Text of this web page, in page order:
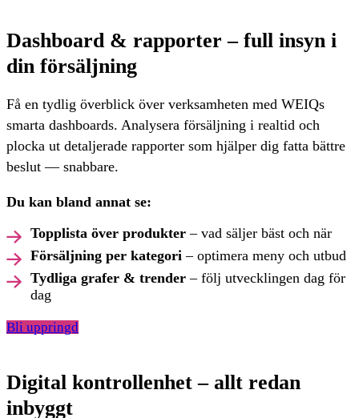
Dashboard & rapporter – full insyn i
din försäljning
Få en tydlig överblick över verksamheten med WEIQs
smarta dashboards. Analysera försäljning i realtid och
plocka ut detaljerade rapporter som hjälper dig fatta bättre
beslut — snabbare.
Du kan bland annat se:
Topplista över produkter – vad säljer bäst och när
Försäljning per kategori – optimera meny och utbud
Tydliga grafer & trender – följ utvecklingen dag för
dag
Bli uppringd
Digital kontrollenhet – allt redan
inbyggt